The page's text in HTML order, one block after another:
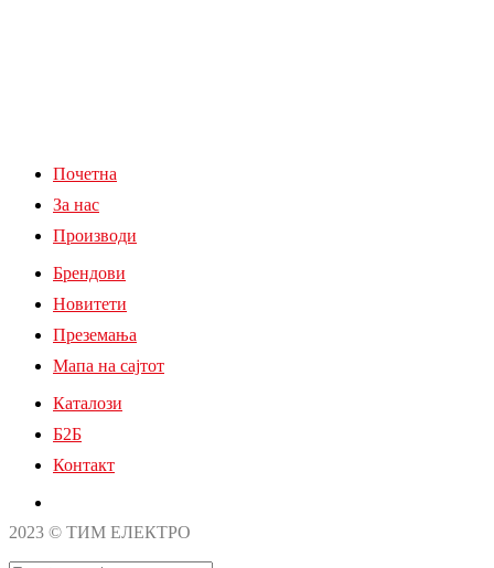
Почетна
За нас
Производи
Брендови
Новитети
Преземања
Мапа на сајтот
Каталози
Б2Б
Контакт
2023 © ТИМ ЕЛЕКТРО